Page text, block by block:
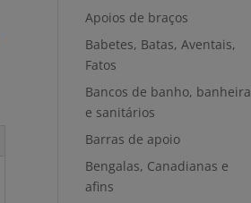
Apoios de braços
Babetes, Batas, Aventais,
Fatos
Bancos de banho, banheira
e sanitários
Barras de apoio
Bengalas, Canadianas e
afins